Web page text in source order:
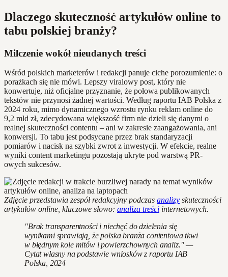
Dlaczego skuteczność artykułów online to
tabu polskiej branży?
Milczenie wokół nieudanych treści
Wśród polskich marketerów i redakcji panuje ciche porozumienie: o
porażkach się nie mówi. Lepszy viralowy post, który nie
konwertuje, niż oficjalne przyznanie, że połowa publikowanych
tekstów nie przynosi żadnej wartości. Według raportu IAB Polska z
2024 roku, mimo dynamicznego wzrostu rynku reklam online do
9,2 mld zł, zdecydowana większość firm nie dzieli się danymi o
realnej skuteczności contentu – ani w zakresie zaangażowania, ani
konwersji. To tabu jest podsycane przez brak standaryzacji
pomiarów i nacisk na szybki zwrot z inwestycji. W efekcie, realne
wyniki content marketingu pozostają ukryte pod warstwą PR-
owych sukcesów.
Zdjęcie przedstawia zespół redakcyjny podczas analizy skuteczności
artykułów online, kluczowe słowo: analiza treści internetowych.
"Brak transparentności i niechęć do dzielenia się
wynikami sprawiają, że polska branża contentowa tkwi
w błędnym kole mitów i powierzchownych analiz." —
Cytat własny na podstawie wniosków z raportu IAB
Polska, 2024